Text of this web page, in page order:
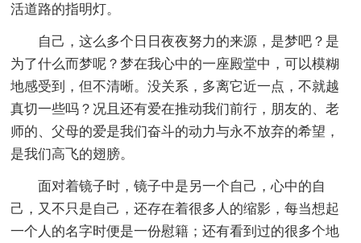
活道路的指明灯。
自己，这么多个日日夜夜努力的来源，是梦吧？是
为了什么而梦呢？梦在我心中的一座殿堂中，可以模糊
地感受到，但不清晰。没关系，多离它近一点，不就越
真切一些吗？况且还有爱在推动我们前行，朋友的、老
师的、父母的爱是我们奋斗的动力与永不放弃的希望，
是我们高飞的翅膀。
面对着镜子时，镜子中是另一个自己，心中的自
己，又不只是自己，还存在着很多人的缩影，每当想起
一个人的名字时便是一份慰籍；还有看到过的很多个地